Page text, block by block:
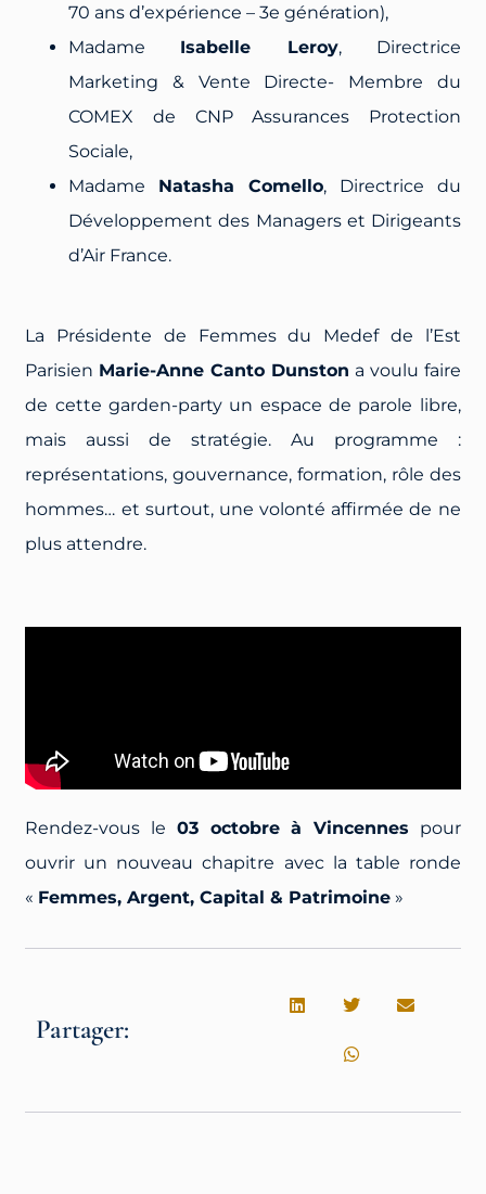
70 ans d’expérience – 3e génération),
Madame Isabelle Leroy, Directrice
Marketing & Vente Directe- Membre du
COMEX de CNP Assurances Protection
Sociale,
Madame Natasha Comello, Directrice du
Développement des Managers et Dirigeants
d’Air France.
La Présidente de Femmes du Medef de l’Est
Parisien Marie-Anne Canto Dunston a voulu faire
de cette garden-party un espace de parole libre,
mais aussi de stratégie. Au programme :
représentations, gouvernance, formation, rôle des
hommes… et surtout, une volonté affirmée de ne
plus attendre.
Rendez-vous le 03 octobre à Vincennes pour
ouvrir un nouveau chapitre avec la table ronde
« Femmes, Argent, Capital & Patrimoine »
Partager: